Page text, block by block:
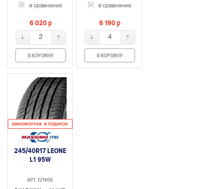
в сравнение
6 020p
2
В КОРЗИНУ
в сравнение
6 190p
4
В КОРЗИНУ
245/40R17 LEONE
L1 95W
АРТ. 121406